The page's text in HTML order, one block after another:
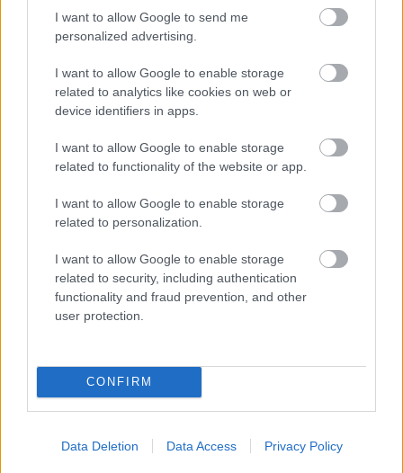
I want to allow Google to send me
personalized advertising.
I want to allow Google to enable storage
related to analytics like cookies on web or
device identifiers in apps.
I want to allow Google to enable storage
related to functionality of the website or app.
I want to allow Google to enable storage
related to personalization.
I want to allow Google to enable storage
related to security, including authentication
functionality and fraud prevention, and other
user protection.
CONFIRM
Data Deletion Data Access Privacy Policy
Dizajn je to nádherný, tá brezová preglejka a čisté línie vyzerajú super.
Ale vždy, keď…
Re: Toto je najväčší mýtus pri ošetrení dreva a môže vás
vyjsť draho. Ako ho ochrániť pred hnitím a škodcami?
clovek by cakal ze vysusene drahe drevo bolo predtym naparovane aby
sa zbavilo zarodkov skodcov...
Najnovšie časopisy